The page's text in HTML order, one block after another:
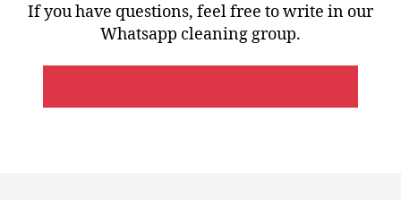
If you have questions, feel free to write in our
Whatsapp cleaning group.